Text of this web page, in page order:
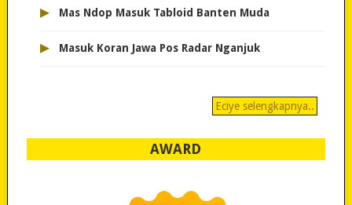
▸ Mas Ndop Masuk Tabloid Banten Muda
▸ Masuk Koran Jawa Pos Radar Nganjuk
Eciye selengkapnya..
AWARD